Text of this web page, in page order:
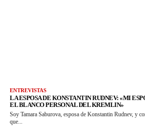
ENTREVISTAS
LA ESPOSA DE KONSTANTIN RUDNEV: «MI
EL BLANCO PERSONAL DEL KREMLIN»
Soy Tamara Saburova, esposa de Konstantin Rudnev, y
que...